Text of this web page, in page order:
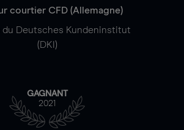
courtier CFD (Allemagne)
du Deutsches Kundeninstitut
(DKI)
GAGNANT
2021